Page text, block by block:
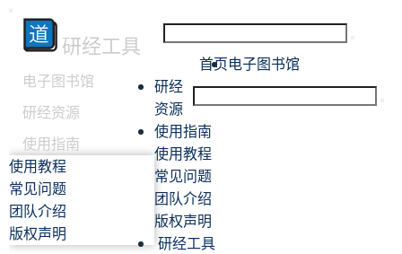
研经工具
电子图书馆
研经资源
使用指南
使用教程
常见问题
团队介绍
版权声明
首页电子图书馆
研经
资源
使用指南
使用教程
常见问题
团队介绍
版权声明
研经工具